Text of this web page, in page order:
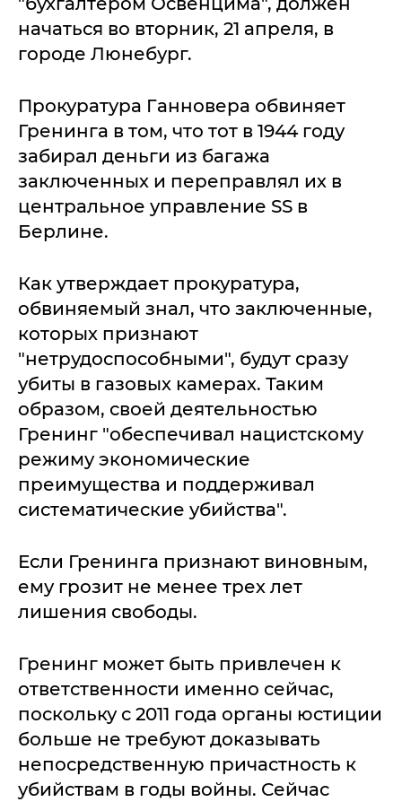
начаться во вторник, 21 апреля, в
городе Люнебург.
Прокуратура Ганновера обвиняет
Гренинга в том, что тот в 1944 году
забирал деньги из багажа
заключенных и переправлял их в
центральное управление SS в
Берлине.
Как утверждает прокуратура,
обвиняемый знал, что заключенные,
которых признают
"нетрудоспособными", будут сразу
убиты в газовых камерах. Таким
образом, своей деятельностью
Гренинг "обеспечивал нацистскому
режиму экономические
преимущества и поддерживал
систематические убийства".
Если Гренинга признают виновным,
ему грозит не менее трех лет
лишения свободы.
Гренинг может быть привлечен к
ответственности именно сейчас,
поскольку с 2011 года органы юстиции
больше не требуют доказывать
непосредственную причастность к
убийствам в годы войны. Сейчас